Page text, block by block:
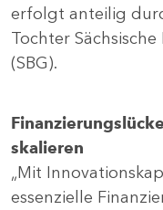
erfolgt anteilig
Tochter
(SBG).
skalieren
„Mit
essenzielle